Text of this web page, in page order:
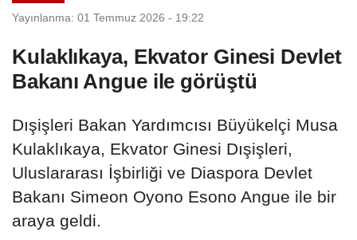
Yayınlanma: 01 Temmuz 2026 - 19:22
Kulaklıkaya, Ekvator Ginesi Devlet
Bakanı Angue ile görüştü
Dışişleri Bakan Yardımcısı Büyükelçi Musa
Kulaklıkaya, Ekvator Ginesi Dışişleri,
Uluslararası İşbirliği ve Diaspora Devlet
Bakanı Simeon Oyono Esono Angue ile bir
araya geldi.